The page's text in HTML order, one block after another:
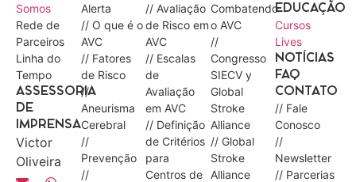
Somos
Rede de
Parceiros
Linha do
Tempo
ASSESSORIA
DE
IMPRENSA
Victor
Oliveira
Alerta
// O que é o
AVC
// Fatores
de Risco
//
Aneurisma
Cerebral
//
Prevenção
//
// Avaliação
de Risco em
AVC
// Escalas
de
Avaliação
em AVC
// Definição
de Critérios
para
Centros de
Combatendo
o AVC
//
Congresso
SIECV y
Global
Stroke
Alliance
// Global
Stroke
Alliance
EDUCAÇÃO
Cursos
Lives
NOTÍCIAS
FAQ
CONTATO
// Fale
Conosco
//
Newsletter
// Parcerias